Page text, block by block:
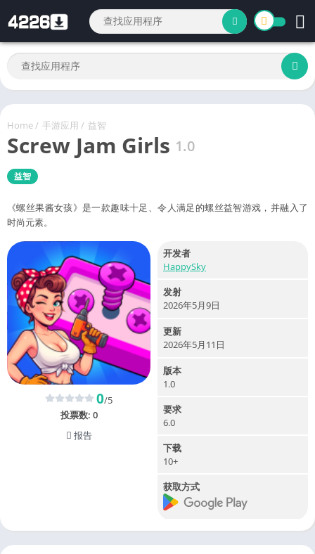
Home/ 手游应用 / 益智
Screw Jam Girls 1.0
益智
《螺丝果酱女孩》是一款趣味十足、令人满足的螺丝益智游戏，并融入了
时尚元素。
0/5
投票数: 0
报告
开发者
HappySky
发射
2026年5月9日
更新
2026年5月11日
版本
1.0
要求
6.0
下载
10+
获取方式